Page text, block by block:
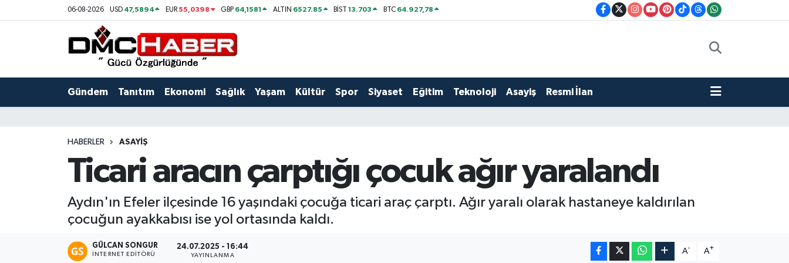
06-08-2026 USD 47,5894 EUR55,0398 GBP 64,1581 ALTIN 6527.85 BİST13.703 BTC 64.927,78
Gündem Tanıtım Ekonomi Sağlık Yaşam Kültür Spor Siyaset Eğitim Teknoloji Asayiş Resmi İlan
HABERLER ASAYIŞ
Ticari aracın çarptığı çocuk ağır yaralandı
Aydın'ın Efeler ilçesinde 16 yaşındaki çocuğa ticari araç çarptı. Ağır yaralı olarak hastaneye kaldırılan
çocuğun ayakkabısı ise yol ortasında kaldı.
GÜLCAN SONGUR
İNTERNET EDITÖRÜ
24.07.2025 - 16:44
YAYINLANMA
A- A+
Gündem
Siyaset
Nöbetçi Eczaneler
Tüm Manşetler
Haber Arşivi